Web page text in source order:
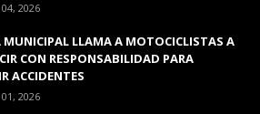
2026
MUNICIPAL LLAMA A MOTOCICLISTAS A
CON RESPONSABILIDAD PARA
ACCIDENTES
2026